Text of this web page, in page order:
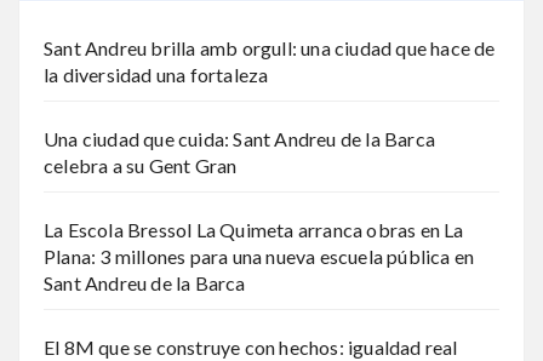
Sant Andreu brilla amb orgull: una ciudad que hace de
la diversidad una fortaleza
Una ciudad que cuida: Sant Andreu de la Barca
celebra a su Gent Gran
La Escola Bressol La Quimeta arranca obras en La
Plana: 3 millones para una nueva escuela pública en
Sant Andreu de la Barca
El 8M que se construye con hechos: igualdad real